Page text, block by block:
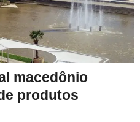
macedônio
produtos